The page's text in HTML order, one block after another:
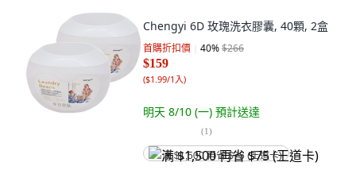
Chengyi 6D 玫瑰洗衣膠囊, 40顆, 2盒
首購折扣價 40%$266
$159
($1.99/1入)
明天 8/10 (一) 預計送達
(1)
满 $1,500 再省 $75 (王道卡)